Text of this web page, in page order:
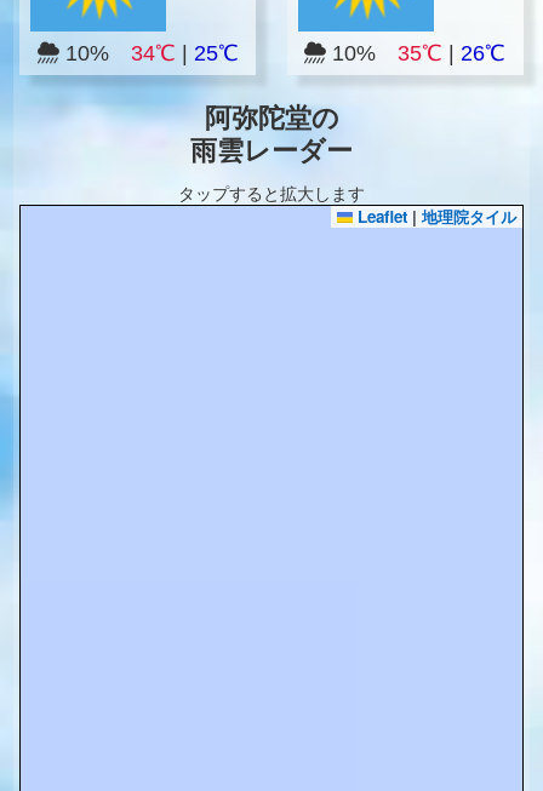
10% 34℃ 25℃ 10%35℃ |26℃
阿弥陀堂の
雨雲レーダー
タップすると拡大します
Leaflet | 地理院タイル